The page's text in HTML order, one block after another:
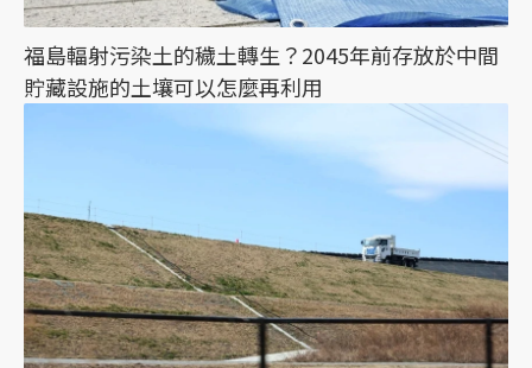
福島輻射污染土的穢土轉生？2045年前存放於中間
貯藏設施的土壤可以怎麼再利用